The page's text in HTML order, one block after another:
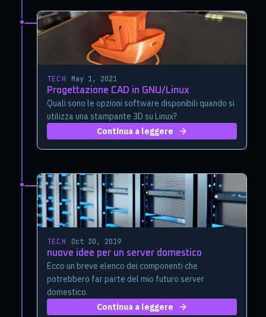
TECH
May 1, 2021
Progettazione CAD in GNU/Linux
Quali sono le opzioni software disponibili quando si
utilizza una stampante 3D su Linux?
Continua a leggere
TECH
Oct 30, 2019
nuove idee per un server domestico
Ecco un breve elenco dei componenti che
potrebbero far parte del mio futuro server
domestico.
Continua a leggere